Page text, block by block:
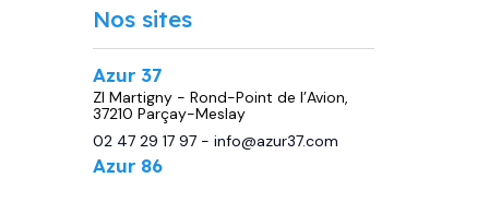
Nos sites
Azur 37
ZI Martigny - Rond-Point de l’Avion,
37210 Parçay-Meslay
02 47 29 17 97- info@azur37.com
Azur 86